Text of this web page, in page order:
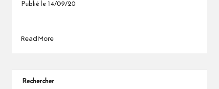
Publié le 14/09/20
Read More
Rechercher